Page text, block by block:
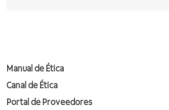
Manual de Ética
Canal de Ética
Portal de Proveedores